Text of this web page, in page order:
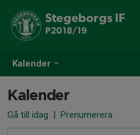
Kalender
Stegeborgs IF
P2018/19
Kalender
Gå till idag | Prenumerera